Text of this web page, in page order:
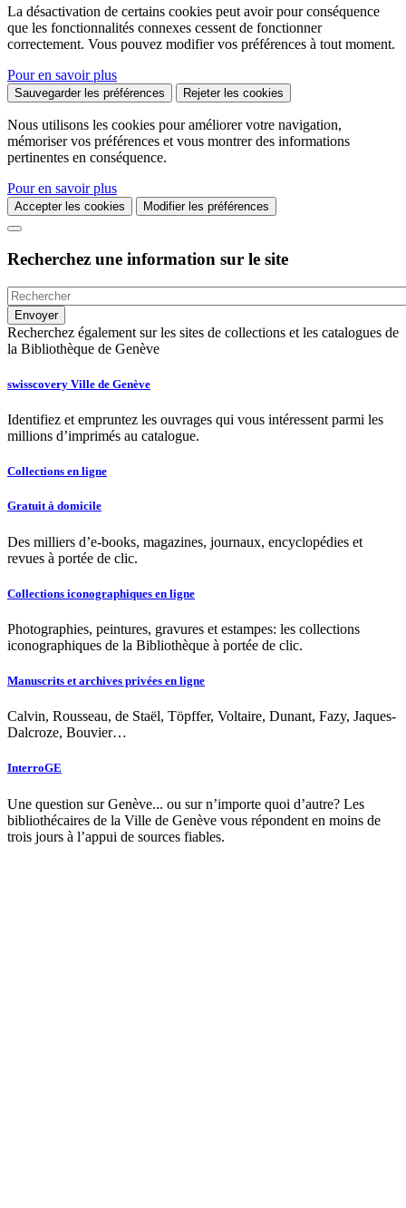
La désactivation de certains cookies peut avoir pour conséquence
que les fonctionnalités connexes cessent de fonctionner
correctement. Vous pouvez modifier vos préférences à tout moment.
Pour en savoir plus
Sauvegarder les préférences Rejeter les cookies
Nous utilisons les cookies pour améliorer votre navigation,
mémoriser vos préférences et vous montrer des informations
pertinentes en conséquence.
Pour en savoir plus
Accepter les cookies Modifier les préférences
Recherchez une information sur le site
Recherchez également sur les sites de collections et les catalogues de
la Bibliothèque de Genève
swisscovery Ville de Genève
Identifiez et empruntez les ouvrages qui vous intéressent parmi les
millions d’imprimés au catalogue.
Collections en ligne
Gratuit à domicile
Des milliers d’e-books, magazines, journaux, encyclopédies et
revues à portée de clic.
Collections iconographiques en ligne
Photographies, peintures, gravures et estampes: les collections
iconographiques de la Bibliothèque à portée de clic.
Manuscrits et archives privées en ligne
Calvin, Rousseau, de Staël, Töpffer, Voltaire, Dunant, Fazy, Jaques-
Dalcroze, Bouvier…
InterroGE
Une question sur Genève... ou sur n’importe quoi d’autre? Les
bibliothécaires de la Ville de Genève vous répondent en moins de
trois jours à l’appui de sources fiables.